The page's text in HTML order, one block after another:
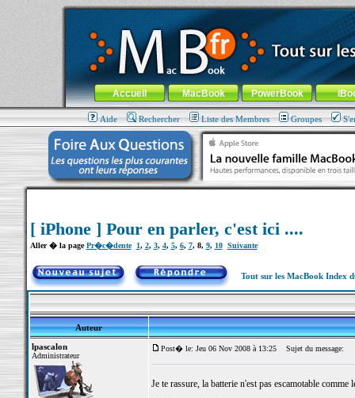
MacBook-fr.com : 100% Apple... 100% nomade !
Aller au contenu-Aller au menu général-Aller au menu de
Menu général
Accueil MacBook PowerBook
Aide Rechercher Liste des Membres Groupes
[ iPhone ] Pour en parler, c'est ici ....
Aller � la pagePr�c�dente 1, 2, 3, 4, 5, 6, 7, 8, 9, 10 Suivante
Tout sur les MacBook Index
Auteur
lpascalon
Administrateur
Post� le: Jeu 06 Nov 2008 à 13:25 Sujet du message:
Je te rassure, la batterie n'est pas escamotable